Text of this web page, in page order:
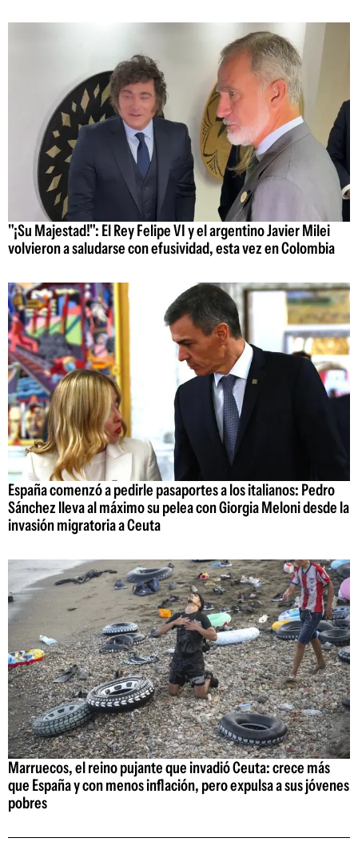
"¡Su Majestad!": El Rey Felipe VI y el argentino Javier Milei
volvieron a saludarse con efusividad, esta vez en Colombia
España comenzó a pedirle pasaportes a los italianos: Pedro
Sánchez lleva al máximo su pelea con Giorgia Meloni desde la
invasión migratoria a Ceuta
Marruecos, el reino pujante que invadió Ceuta: crece más
que España y con menos inflación, pero expulsa a sus jóvenes
pobres